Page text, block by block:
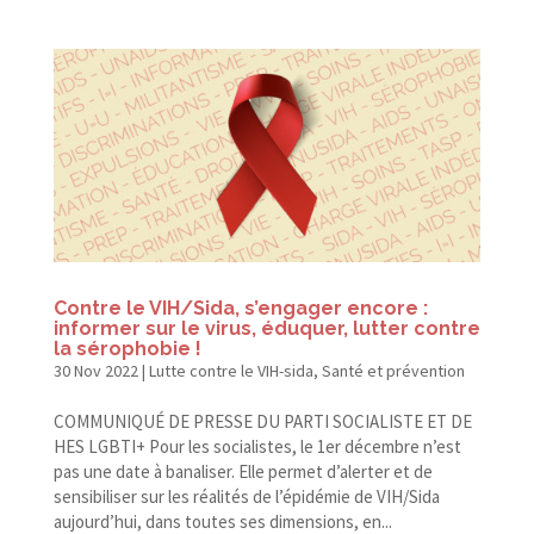
Contre le VIH/​Sida, s’engager encore :
informer sur le virus, éduquer, lutter contre
la sérophobie !
30 Nov 2022| Lutte contre le VIH-sida, Santé et prévention
COMMUNIQUÉ DE PRESSE DU PARTI SOCIALISTE ET DE
HES LGBTI+ Pour les socialistes, le 1er décembre n’est
pas une date à banaliser. Elle permet d’alerter et de
sensibiliser sur les réalités de l’épidémie de VIH/​Sida
aujourd’hui, dans toutes ses dimensions, en...